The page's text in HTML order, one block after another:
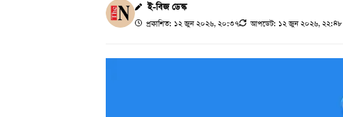
ই-বিজ ডেস্ক
প্রকাশিত: ১২ জুন ২০২৬, ২০:৩৭ আপডেট: ১২ জুন ২০২৬, ২২:৪৮